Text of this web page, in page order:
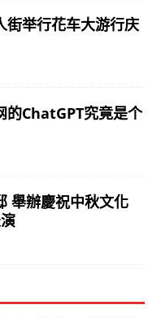
街举行花车大游行庆
的ChatGPT究竟是个
舉辦慶祝中秋文化